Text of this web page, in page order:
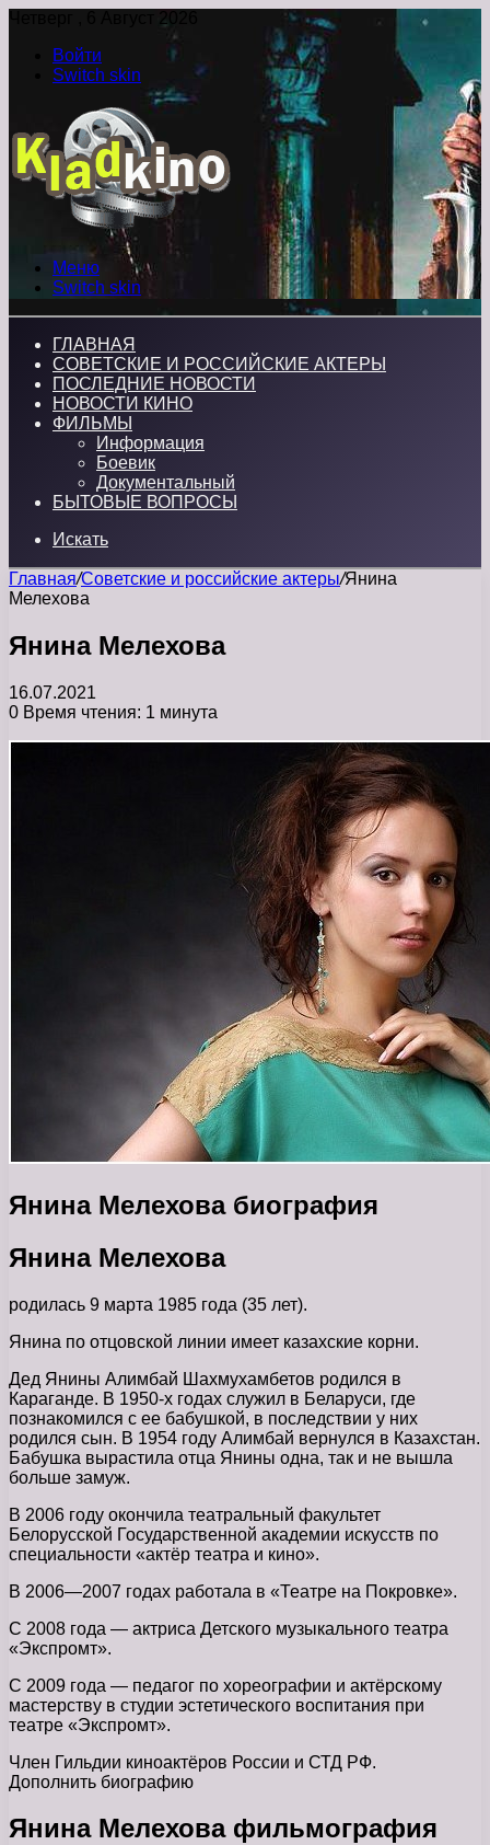
Четверг , 6 Август 2026
Войти
Switch skin
Меню
Switch skin
ГЛАВНАЯ
СОВЕТСКИЕ И РОССИЙСКИЕ АКТЕРЫ
ПОСЛЕДНИЕ НОВОСТИ
НОВОСТИ КИНО
ФИЛЬМЫ
Информация
Боевик
Документальный
БЫТОВЫЕ ВОПРОСЫ
Искать
Главная/Советские и российские актеры/Янина
Мелехова
Янина Мелехова
16.07.2021
0 Время чтения: 1 минута
Янина Мелехова биография
Янина Мелехова
родилась 9 марта 1985 года (35 лет).
Янина по отцовской линии имеет казахские корни.
Дед Янины Алимбай Шахмухамбетов родился в
Караганде. В 1950-х годах служил в Беларуси, где
познакомился с ее бабушкой, в последствии у них
родился сын. В 1954 году Алимбай вернулся в Казахстан.
Бабушка вырастила отца Янины одна, так и не вышла
больше замуж.
В 2006 году окончила театральный факультет
Белорусской Государственной академии искусств по
специальности «актёр театра и кино».
В 2006—2007 годах работала в «Театре на Покровке».
С 2008 года — актриса Детского музыкального театра
«Экспромт».
С 2009 года — педагог по хореографии и актёрскому
мастерству в студии эстетического воспитания при
театре «Экспромт».
Член Гильдии киноактёров России и СТД РФ.
Дополнить биографию
Янина Мелехова фильмография